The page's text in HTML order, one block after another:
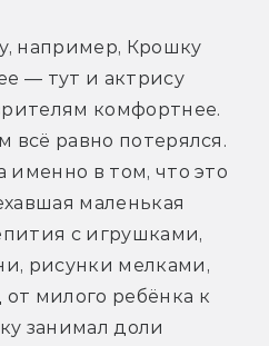
например, Крошку
— тут и актрису
комфортнее.
всё равно потерялся.
в том, что это
маленькая
с игрушками,
рисунки мелками,
милого ребёнка к
занимал доли